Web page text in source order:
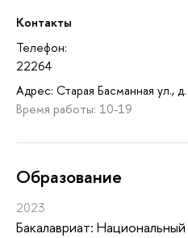
Контакты
Телефон:
22264
Адрес: Старая Басманная ул.,
Время работы: 10-19
Oбразование
2023
Бакалавриат: